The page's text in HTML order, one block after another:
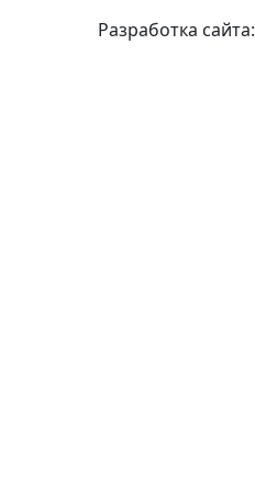
Разработка сайта: